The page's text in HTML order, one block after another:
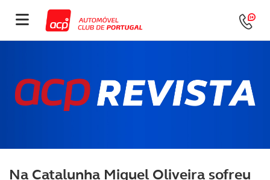
Na Catalunha Miguel Oliveira sofreu